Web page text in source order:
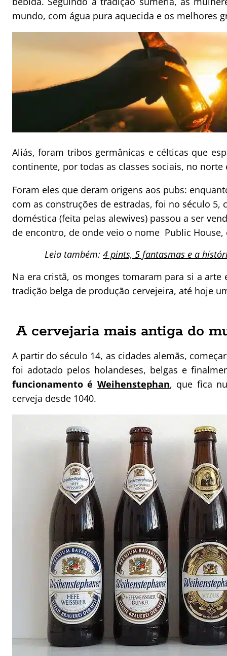
mundo, com água pura aquecida e os melhores
Aliás, foram tribos germânicas e célticas que
continente, por todas as classes sociais, no
Foram eles que deram origens aos pubs:
com as construções de estradas, foi no século
doméstica (feita pelas alewives) passou a ser
de encontro, de onde veio o nome Public House,
Leia também: 4 pints, 5 fantasmas e a
Na era cristã, os monges tomaram para si a
tradição belga de produção cervejeira, até hoje
A cervejaria mais antiga do
A partir do século 14, as cidades alemãs,
foi adotado pelos holandeses, belgas e
funcionamento é Weihenstephan, que fica
cerveja desde 1040.